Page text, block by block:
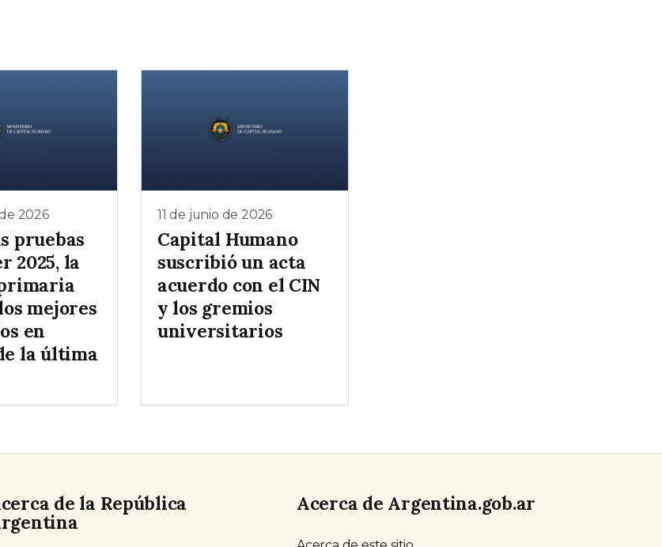
2026
pruebas
2025, la
mejores
en
la última
11 de junio de 2026
Capital Humano
suscribió un acta
acuerdo con el CIN
y los gremios
universitarios
de la República
Acerca de Argentina.gob.ar